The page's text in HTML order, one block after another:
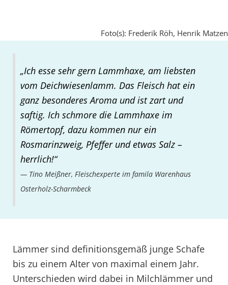
Foto(s): Frederik Röh, Henrik Matzen
„Ich esse sehr gern Lammhaxe, am liebsten
vom Deichwiesenlamm. Das Fleisch hat ein
ganz besonderes Aroma und ist zart und
saftig. Ich schmore die Lammhaxe im
Römertopf, dazu kommen nur ein
Rosmarinzweig, Pfeffer und etwas Salz –
herrlich!“
Tino Meißner, Fleischexperte im famila Warenhaus
Osterholz-Scharmbeck
Lämmer sind definitionsgemäß junge Schafe
bis zu einem Alter von maximal einem Jahr.
Unterschieden wird dabei in Milchlämmer und